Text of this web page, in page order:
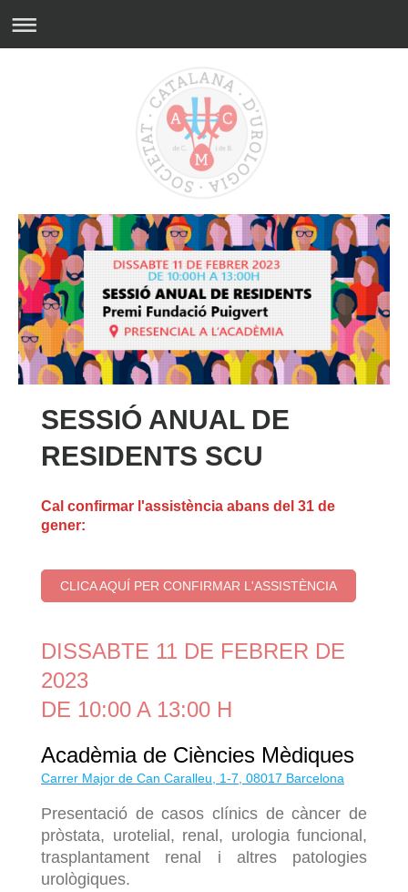
SESSIÓ ANUAL DE
RESIDENTS SCU
Cal confirmar l'assistència abans del 31 de
gener:
CLICA AQUÍ PER CONFIRMAR L'ASSISTÈNCIA
DISSABTE 11 DE FEBRER DE
2023
DE 10:00 A 13:00 H
Acadèmia de Ciències Mèdiques
Carrer Major de Can Caralleu, 1-7, 08017 Barcelona
Presentació de casos clínics de càncer de
pròstata, urotelial, renal, urologia funcional,
trasplantament renal i altres patologies
urològiques.